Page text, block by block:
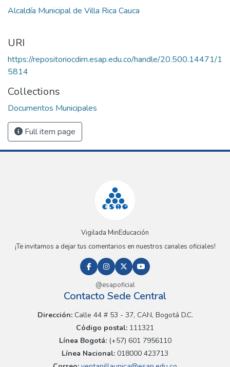
Alcaldía Municipal de Villa Rica Cauca
URI
https://repositoriocdim.esap.edu.co/handle/20.500.14471/1
5814
Collections
Documentos Municipales
Full item page
Vigilada MinEducación
¡Te invitamos a dejar tus comentarios en nuestros canales oficiales!
@esapoficial
Contacto Sede Central
Dirección:Calle 44 # 53 - 37, CAN, Bogotá D.C.
Código postal: 111321
Línea Bogotá:(+57) 601 7956110
Línea Nacional: 018000 423713